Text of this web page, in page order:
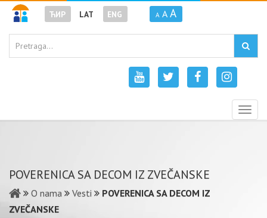
ЋИР LAT ENG A A A
POVERENICA SA DECOM IZ ZVEČANSKE
O nama Vesti
POVERENICA SA DECOM IZ
ZVEČANSKE